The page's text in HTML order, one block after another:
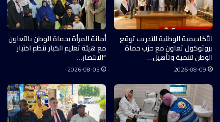
الأكاديمية الوطنية للتدريب توقع
بروتوكول تعاون مع حزب حماة
الوطن لتنمية وتأهيل…
2026-08-09
أمانة المرأة بحماة الوطن بالتعاون
مع هيئة تعليم الكبار تنظم اختبار
“الانتصار…
2026-08-05